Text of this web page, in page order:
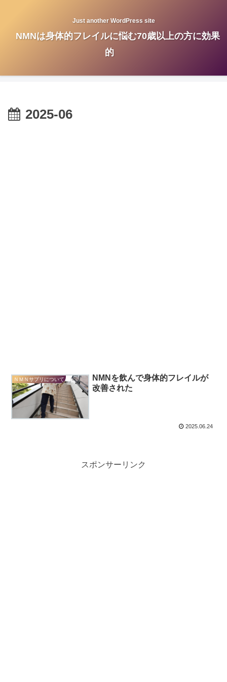
Just another WordPress site
NMNは身体的フレイルに悩む70歳以上の方に効果
的
2025-06
ＮＭＮサプリについて
NMNを飲んで身体的フレイルが
改善された
2025.06.24
スポンサーリンク